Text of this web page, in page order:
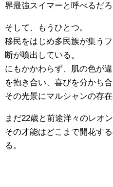
界最強スイマーと呼べるだろ
そして、もうひとつ。
移民をはじめ多民族が集う
断が噴出している。
にもかかわらず、肌の色が
を抱き合い、喜びを分かち合
その光景にマルシャンの存
まだ22歳と前途洋々のレオ
その才能はどこまで開花す
る。